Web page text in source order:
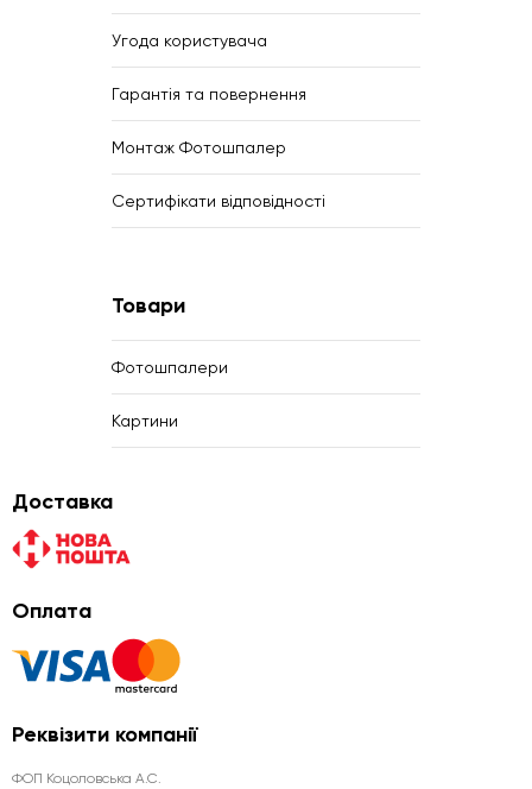
Угода користувача
Гарантія та повернення
Монтаж Фотошпалер
Сертифікати відповідності
Товари
Фотошпалери
Картини
Доставка
Оплата
Реквізити компанії
ФОП Коцоловська А.С.